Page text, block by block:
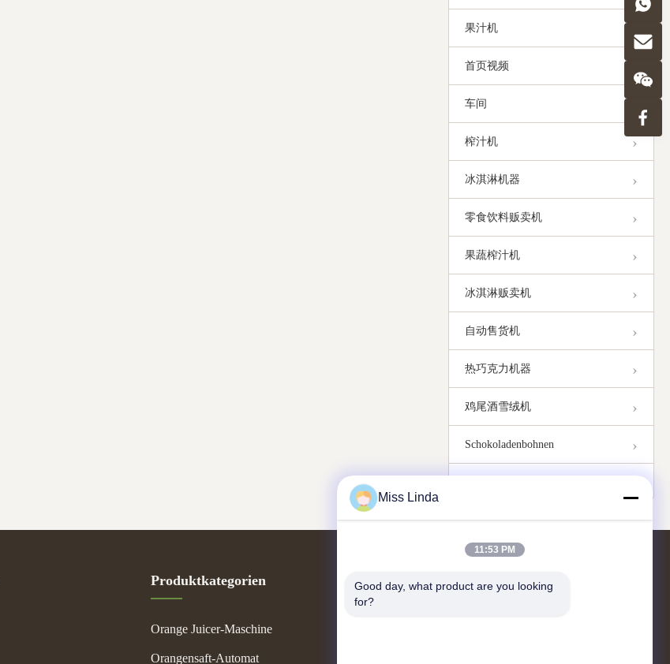
rund um die Uhr
Orangenpresse,
Saftmaschine
für Aufzugsautomaten
für den Supermarkt
果汁机
首页视频
车间
榨汁机
冰淇淋机器
零食饮料贩卖机
果蔬榨汁机
冰淇淋贩卖机
自动售货机
热巧克力机器
鸡尾酒雪绒机
Schokoladenbohnen
Produktkategorien
Orange Juicer-Maschine
Orangensaft-Automat
Kontakt mit uns
Miss Linda
11:53 PM
Good day, what product are you looking
for?